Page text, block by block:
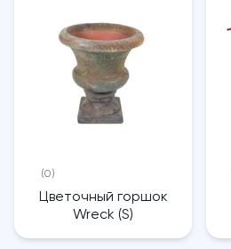
(0)
Цветочный горшок
Wreck (S)